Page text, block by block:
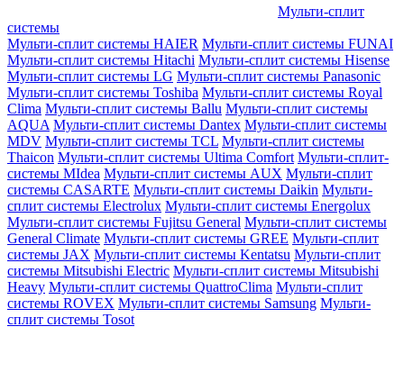
Мульти-сплит
системы
Мульти-сплит системы HAIER Мульти-сплит системы FUNAI
Мульти-сплит системы Hitachi Мульти-сплит системы Hisense
Мульти-сплит системы LG Мульти-сплит системы Panasonic
Мульти-сплит системы Toshiba Мульти-сплит системы Royal
Clima Мульти-сплит системы Ballu Мульти-сплит системы
AQUA Мульти-сплит системы Dantex Мульти-сплит системы
MDV Мульти-сплит системы TCL Мульти-сплит системы
Thaicon Мульти-сплит системы Ultima Comfort Мульти-сплит-
системы MIdea Мульти-сплит системы AUX Мульти-сплит
системы CASARTE Мульти-сплит системы Daikin Мульти-
сплит системы Electrolux Мульти-сплит системы Energolux
Мульти-сплит системы Fujitsu General Мульти-сплит системы
General Climate Мульти-сплит системы GREE Мульти-сплит
системы JAX Мульти-сплит системы Kentatsu Мульти-сплит
системы Mitsubishi Electric Мульти-сплит системы Mitsubishi
Heavy Мульти-сплит системы QuattroClima Мульти-сплит
системы ROVEX Мульти-сплит системы Samsung Мульти-
сплит системы Tosot